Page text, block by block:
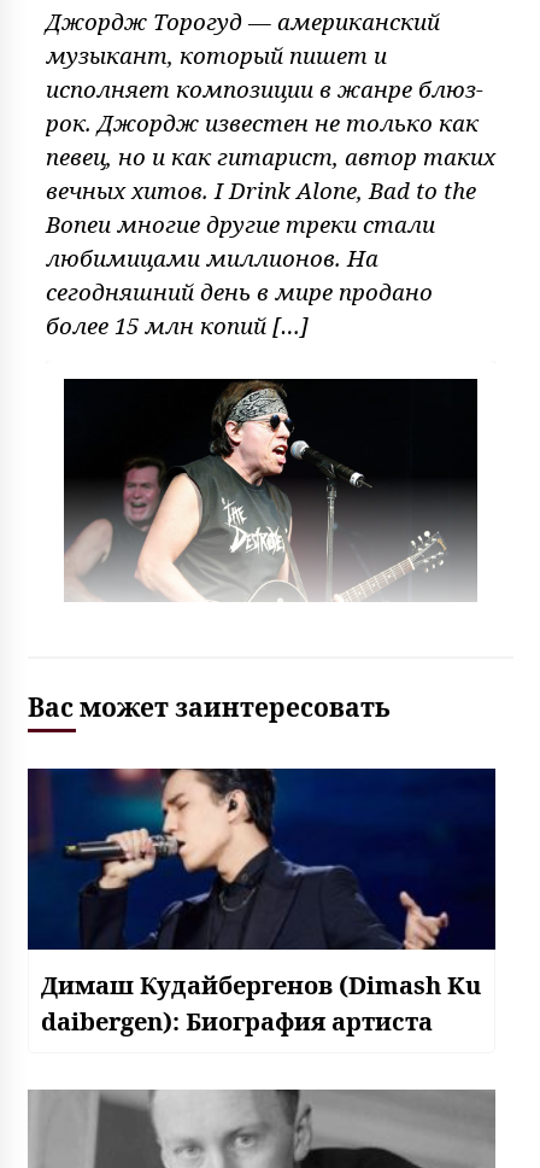
Джордж Торогуд — американский
музыкант, который пишет и
исполняет композиции в жанре блюз-
рок. Джордж известен не только как
певец, но и как гитарист, автор таких
вечных хитов. I Drink Alone, Bad to the
Boneи многие другие треки стали
любимицами миллионов. На
сегодняшний день в мире продано
более 15 млн копий […]
Вас может заинтересовать
Димаш Кудайбергенов (Dimash Ku
daibergen): Биография артиста